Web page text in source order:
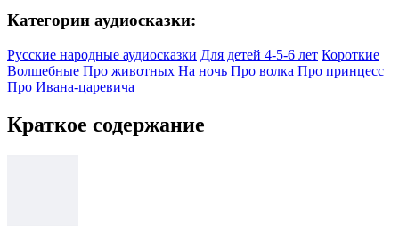
Категории аудиосказки:
Русские народные аудиосказки Для детей 4-5-6 лет Короткие
Волшебные Про животных На ночь Про волка Про принцесс
Про Ивана-царевича
Краткое содержание